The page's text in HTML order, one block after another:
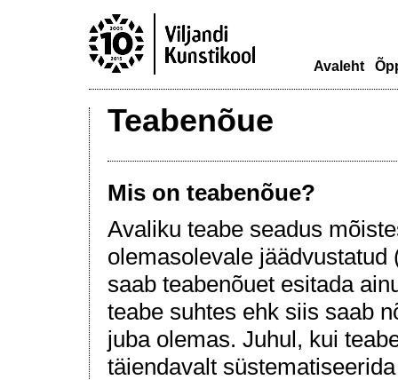
Avaleht
Teabenõue
Mis on teabenõue?
Avaliku teabe seadus
olemasolevale
saab teabenõuet esitada
teabe suhtes ehk siis saab
juba olemas. Juhul, kui
täiendavalt